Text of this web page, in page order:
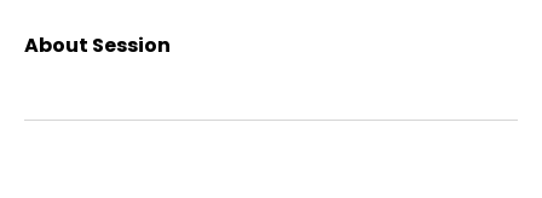
About Session